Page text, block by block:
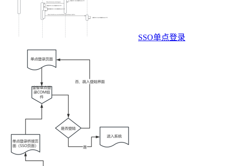
SSO单点登录